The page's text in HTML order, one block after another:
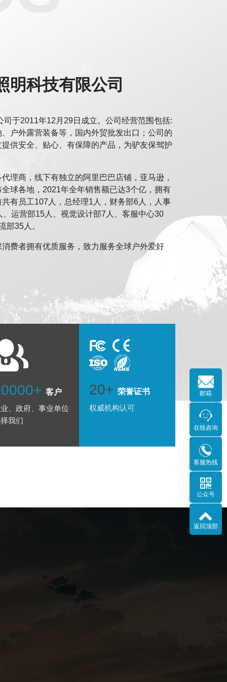
明科技有限公司
于2011年12月29日成立。公司经营范围包括:
户外露营装备等，国内外贸批发出口；公司的
供安全、贴心、有保障的产品，为驴友保驾护
理商，线下有独立的阿里巴巴店铺，亚马逊，
球各地，2021年全年销售额已达3个亿，拥有
有员工107人，总经理1人，财务部6人，人事
运营部15人、视觉设计部7人、客服中心30
部35人。
费者拥有优质服务，致力服务全球户外爱好
客户
、政府、事业单位
我们
20+ 荣誉证书
权威机构认可
邮箱
在线咨询
客服热线
公众号
返回顶部